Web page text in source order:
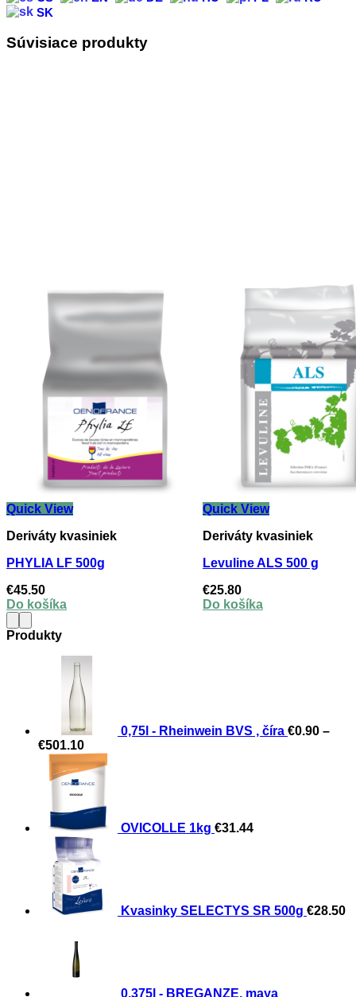
SK
Súvisiace produkty
Quick View
Deriváty kvasiniek
PHYLIA LF 500g
€45.50
Do košíka
Quick View
Deriváty kvasiniek
Levuline ALS 500 g
€25.80
Do košíka
Produkty
0,75l - Rheinwein BVS , číra €0.90 –
€501.10Price
range:
€0.90
through
OVICOLLE 1kg €31.44
Kvasinky SELECTYS SR 500g €28.50
0,375l - BREGANZE, maya